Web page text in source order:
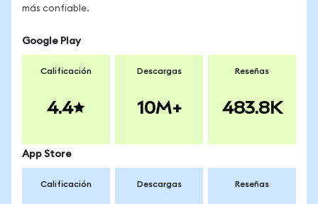
más confiable.
Google Play
Calificación
4.4
Descargas
10M+
Reseñas
483.8K
App Store
Calificación Descargas Reseñas